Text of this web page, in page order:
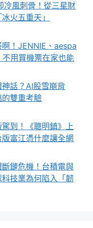
冷風刺骨！從三星財
火五重天」
！JENNIE、aespa
用買機票在家也能
話？AI股雪崩背
雙重考驗
到！《聰明鎮》上
富江憑什麼讓全網
鏈危機！台積電與
技業為何陷入「韌